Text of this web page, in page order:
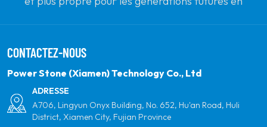
propre et de votre partenaire mondial le plus fiable
pour la qualité, le professionnalisme et l'innovation.
CONTACTEZ-NOUS
Power Stone (Xiamen) Technology Co., Ltd
ADRESSE
A706, Lingyun Onyx Building, No. 652, Hu'an Road, Huli
District, Xiamen City, Fujian Province